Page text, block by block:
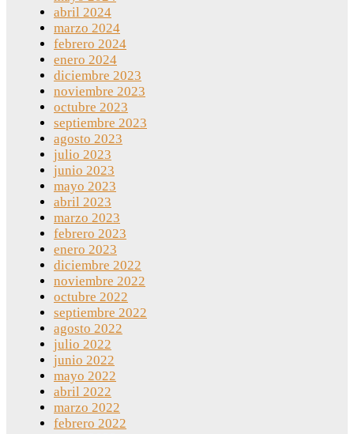
abril 2024
marzo 2024
febrero 2024
enero 2024
diciembre 2023
noviembre 2023
octubre 2023
septiembre 2023
agosto 2023
julio 2023
junio 2023
mayo 2023
abril 2023
marzo 2023
febrero 2023
enero 2023
diciembre 2022
noviembre 2022
octubre 2022
septiembre 2022
agosto 2022
julio 2022
junio 2022
mayo 2022
abril 2022
marzo 2022
febrero 2022